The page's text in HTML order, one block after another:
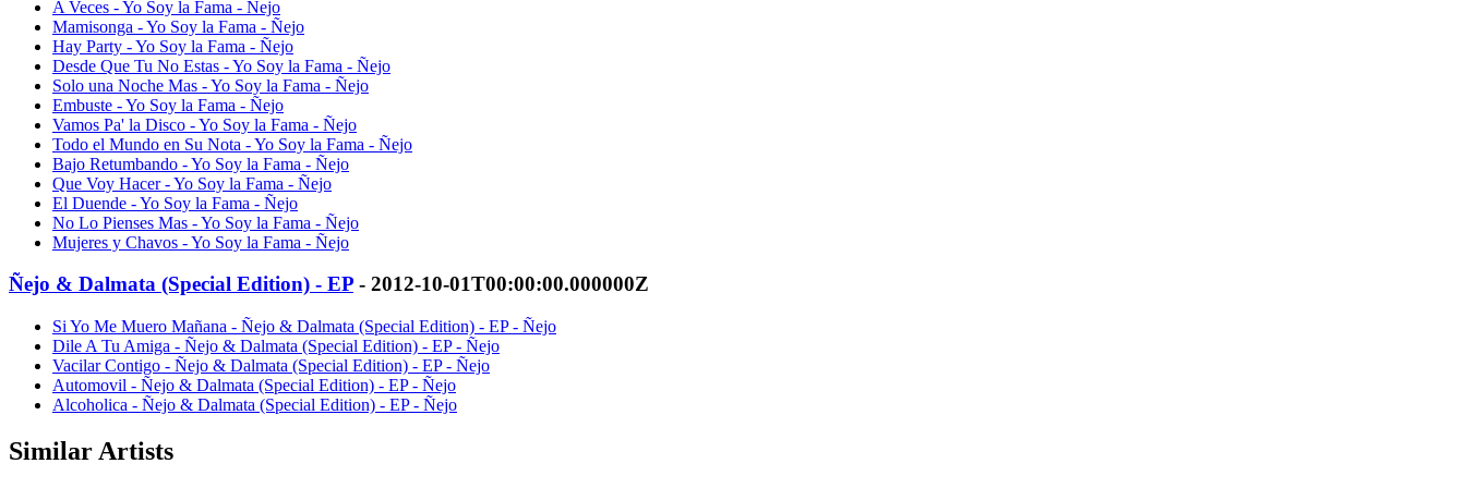
A Veces - Yo Soy la Fama - Ñejo
Mamisonga - Yo Soy la Fama - Ñejo
Hay Party - Yo Soy la Fama - Ñejo
Desde Que Tu No Estas - Yo Soy la Fama - Ñejo
Solo una Noche Mas - Yo Soy la Fama - Ñejo
Embuste - Yo Soy la Fama - Ñejo
Vamos Pa' la Disco - Yo Soy la Fama - Ñejo
Todo el Mundo en Su Nota - Yo Soy la Fama - Ñejo
Bajo Retumbando - Yo Soy la Fama - Ñejo
Que Voy Hacer - Yo Soy la Fama - Ñejo
El Duende - Yo Soy la Fama - Ñejo
No Lo Pienses Mas - Yo Soy la Fama - Ñejo
Mujeres y Chavos - Yo Soy la Fama - Ñejo
Ñejo & Dalmata (Special Edition) - EP - 2012-10-01T00:00:00.000000Z
Si Yo Me Muero Mañana - Ñejo & Dalmata (Special Edition) - EP - Ñejo
Dile A Tu Amiga - Ñejo & Dalmata (Special Edition) - EP - Ñejo
Vacilar Contigo - Ñejo & Dalmata (Special Edition) - EP - Ñejo
Automovil - Ñejo & Dalmata (Special Edition) - EP - Ñejo
Alcoholica - Ñejo & Dalmata (Special Edition) - EP - Ñejo
Similar Artists